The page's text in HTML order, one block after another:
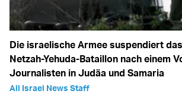
Die israelische Armee suspendiert
Netzah-Yehuda-Bataillon nach einem
Journalisten in Judäa und Samaria
All Israel News Staff